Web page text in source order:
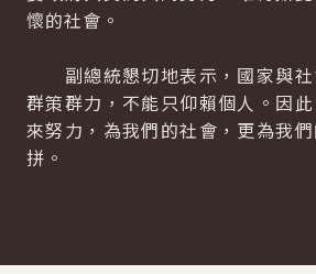
懷的社會。
副總統懇切地表示，國家與社
群策群力，不能只仰賴個人。因
來努力，為我們的社會，更為我
拼。